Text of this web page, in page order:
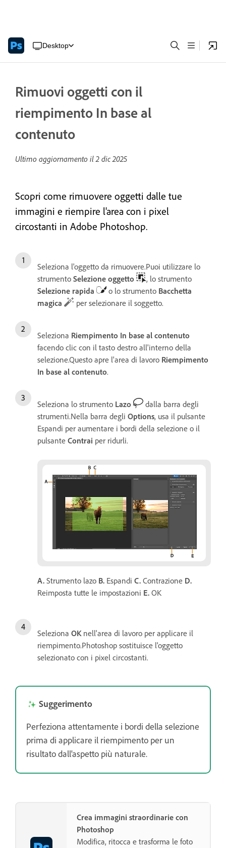
Desktop
Rimuovi oggetti con il
riempimento In base al
contenuto
Ultimo aggiornamento il2 dic 2025
Scopri come rimuovere oggetti dalle tue
immagini e riempire l'area con i pixel
circostanti in Adobe Photoshop.
Seleziona l'oggetto da rimuovere.Puoi utilizzare lo
strumento Selezione oggetto
, lo strumento
Selezione rapida
o lo strumento Bacchetta
magica
per selezionare il soggetto.
Seleziona Riempimento In base al contenuto
facendo clic con il tasto destro all'interno della
selezione.Questo apre l'area di lavoro Riempimento
In base al contenuto.
Seleziona lo strumento Lazo
dalla barra degli
strumenti.Nella barra degli Options, usa il pulsante
Espandi per aumentare i bordi della selezione o il
pulsante Contrai per ridurli.
A. Strumento lazo B. Espandi C. Contrazione D.
Reimposta tutte le impostazioni E. OK
Seleziona OKnell'area di lavoro per applicare il
riempimento.Photoshop sostituisce l'oggetto
selezionato con i pixel circostanti.
Suggerimento
Perfeziona attentamente i bordi della selezione
prima di applicare il riempimento per un
risultato dall'aspetto più naturale.
Crea immagini straordinarie con
Photoshop
Modifica, ritocca e trasforma le foto